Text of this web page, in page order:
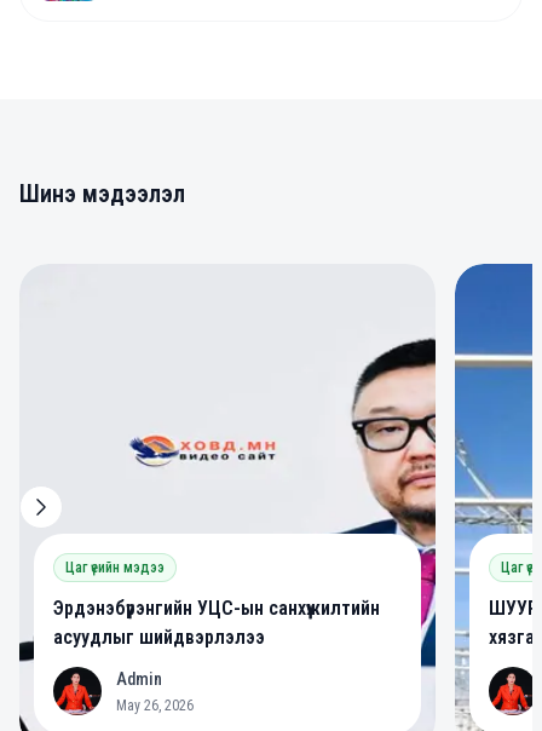
Шинэ мэдээлэл
Цаг үеийн мэдээ
Эрдэнэбүрэнгийн УЦС-ын санхүүжилтийн
асуудлыг шийдвэрлэлээ
A Admin
May 26, 2026
Цаг
A